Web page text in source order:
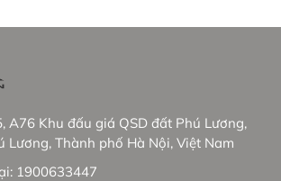
A76 Khu đấu giá QSD đất Phú Lương,
Lương, Thành phố Hà Nội, Việt Nam
1900633447